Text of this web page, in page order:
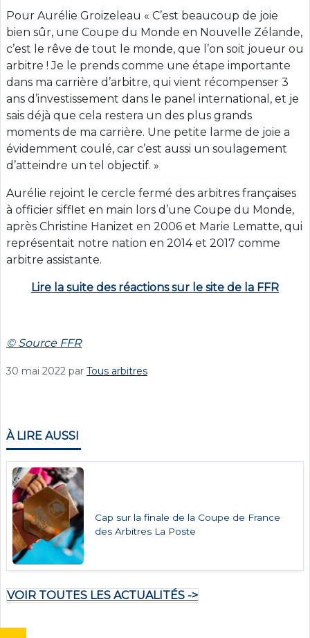
Pour Aurélie Groizeleau « C’est beaucoup de joie
bien sûr, une Coupe du Monde en Nouvelle Zélande,
c’est le rêve de tout le monde, que l’on soit joueur ou
arbitre ! Je le prends comme une étape importante
dans ma carrière d’arbitre, qui vient récompenser 3
ans d’investissement dans le panel international, et je
sais déjà que cela restera un des plus grands
moments de ma carrière. Une petite larme de joie a
évidemment coulé, car c’est aussi un soulagement
d’atteindre un tel objectif. »
Aurélie rejoint le cercle fermé des arbitres françaises
à officier sifflet en main lors d’une Coupe du Monde,
après Christine Hanizet en 2006 et Marie Lematte, qui
représentait notre nation en 2014 et 2017 comme
arbitre assistante.
Lire la suite des réactions sur le site de la FFR
© Source FFR
30 mai 2022 par Tous arbitres
À LIRE AUSSI
Cap sur la finale de la Coupe de France
des Arbitres La Poste
VOIR TOUTES LES ACTUALITÉS ->